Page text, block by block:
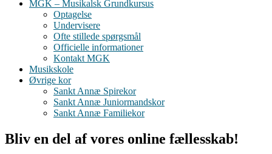
MGK – Musikalsk Grundkursus
Optagelse
Undervisere
Ofte stillede spørgsmål
Officielle informationer
Kontakt MGK
Musikskole
Øvrige kor
Sankt Annæ Spirekor
Sankt Annæ Juniormandskor
Sankt Annæ Familiekor
Bliv en del af vores online fællesskab!